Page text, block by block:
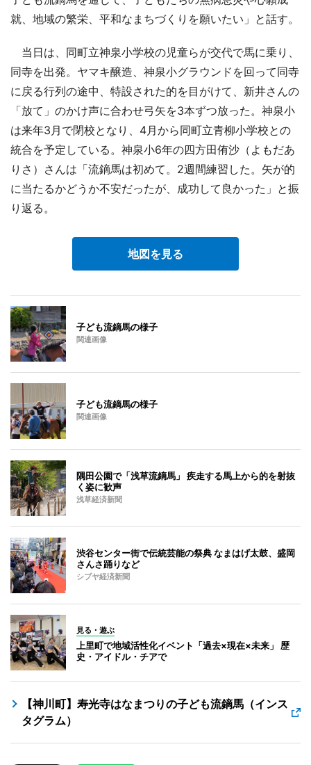
就、地域の繁栄、平和なまちづくりを願いたい」と話す。
当日は、同町立神泉小学校の児童らが交代で馬に乗り、
同寺を出発。ヤマキ醸造、神泉小グラウンドを回って同寺
に戻る行列の途中、特設された的を目がけて、新井さんの
「放て」のかけ声に合わせ弓矢を3本ずつ放った。神泉小
は来年3月で閉校となり、4月から同町立青柳小学校との
統合を予定している。神泉小6年の四方田侑沙（よもだあ
りさ）さんは「流鏑馬は初めて。2週間練習した。矢が的
に当たるかどうか不安だったが、成功して良かった」と振
り返る。
地図を見る
子ども流鏑馬の様子
関連画像
子ども流鏑馬の様子
関連画像
隅田公園で「浅草流鏑馬」 疾走する馬上から的を射抜
く姿に歓声
浅草経済新聞
渋谷センター街で伝統芸能の祭典 なまはげ太鼓、盛岡
さんさ踊りなど
シブヤ経済新聞
見る・遊ぶ
上里町で地域活性化イベント「過去×現在×未来」 歴
史・アイドル・チアで
【神川町】寿光寺はなまつりの子ども流鏑馬（インス
タグラム）